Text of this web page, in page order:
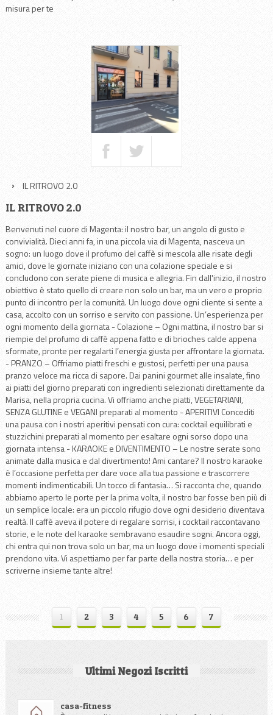
misura per te
IL RITROVO 2.0
IL RITROVO 2.0
Benvenuti nel cuore di Magenta: il nostro bar, un angolo di gusto e
convivialità. Dieci anni fa, in una piccola via di Magenta, nasceva un
sogno: un luogo dove il profumo del caffè si mescola alle risate degli
amici, dove le giornate iniziano con una colazione speciale e si
concludono con serate piene di musica e allegria. Fin dall'inizio, il nostro
obiettivo è stato quello di creare non solo un bar, ma un vero e proprio
punto di incontro per la comunità. Un luogo dove ogni cliente si sente a
casa, accolto con un sorriso e servito con passione. Un’esperienza per
ogni momento della giornata - Colazione – Ogni mattina, il nostro bar si
riempie del profumo di caffè appena fatto e di brioches calde appena
sformate, pronte per regalarti l’energia giusta per affrontare la giornata.
- PRANZO – Offriamo piatti freschi e gustosi, perfetti per una pausa
pranzo veloce ma ricca di sapore. Dai panini gourmet alle insalate, fino
ai piatti del giorno preparati con ingredienti selezionati direttamente da
Marisa, nella propria cucina. Vi offriamo anche piatti, VEGETARIANI,
SENZA GLUTINE e VEGANI preparati al momento - APERITIVI Concediti
una pausa con i nostri aperitivi pensati con cura: cocktail equilibrati e
stuzzichini preparati al momento per esaltare ogni sorso dopo una
giornata intensa - KARAOKE e DIVENTIMENTO – Le nostre serate sono
animate dalla musica e dal divertimento! Ami cantare? Il nostro karaoke
è l’occasione perfetta per dare voce alla tua passione e trascorrere
momenti indimenticabili. Un tocco di fantasia… Si racconta che, quando
abbiamo aperto le porte per la prima volta, il nostro bar fosse ben più di
un semplice locale: era un piccolo rifugio dove ogni desiderio diventava
realtà. Il caffè aveva il potere di regalare sorrisi, i cocktail raccontavano
storie, e le note del karaoke sembravano esaudire sogni. Ancora oggi,
chi entra qui non trova solo un bar, ma un luogo dove i momenti speciali
prendono vita. Vi aspettiamo per far parte della nostra storia… e per
scriverne insieme tante altre!
1 2 3 4 5 6 7
Ultimi Negozi Iscritti
casa-fitness